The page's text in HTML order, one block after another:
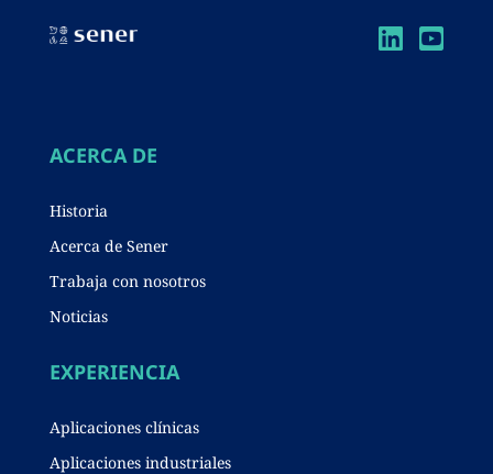
ACERCA DE
Historia
Acerca de Sener
Trabaja con nosotros
Noticias
EXPERIENCIA
Aplicaciones clínicas
Aplicaciones industriales